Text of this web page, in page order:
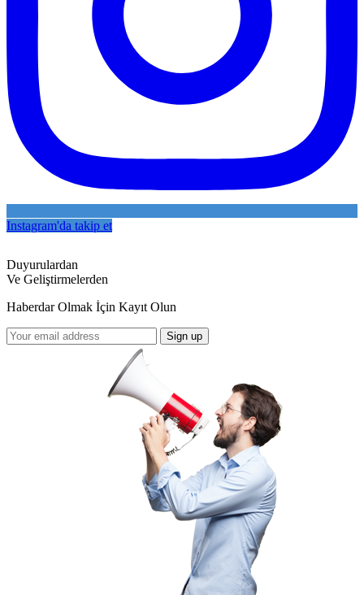
Instagram'da takip et
Duyurulardan
Ve Geliştirmelerden
Haberdar Olmak İçin Kayıt Olun